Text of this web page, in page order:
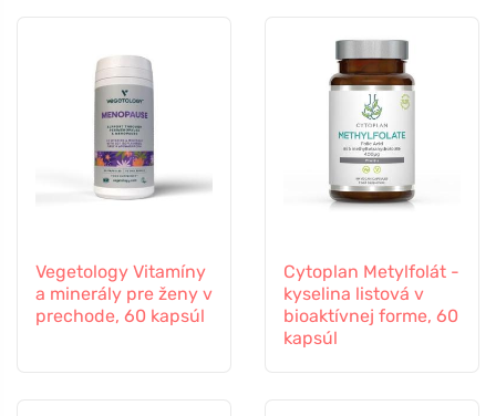
Vegetology Vitamíny
a minerály pre ženy v
prechode, 60 kapsúl
Cytoplan Metylfolát -
kyselina listová v
bioaktívnej forme, 60
kapsúl